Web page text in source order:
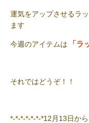
運気をアップさせるラ
ます
今週のアイテムは 「ラ
それではどうぞ！！
*-*-*-*-*-*-*12月13日か